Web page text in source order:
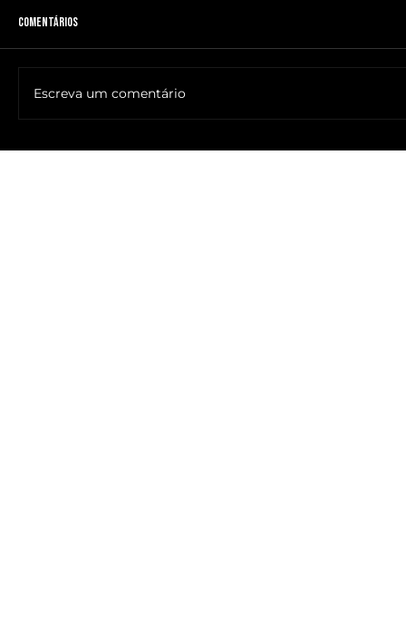
Comentários
Escreva um comentário